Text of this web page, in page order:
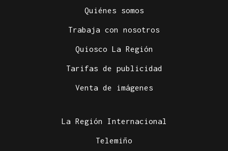
Quiénes somos
Trabaja con nosotros
Quiosco La Región
Tarifas de publicidad
Venta de imágenes
La Región Internacional
Telemiño